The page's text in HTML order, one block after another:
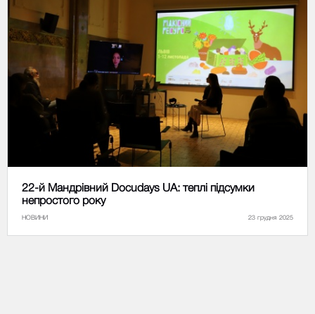
22-й Мандрівний Docudays UA: теплі підсумки
непростого року
НОВИНИ 23 грудня 2025